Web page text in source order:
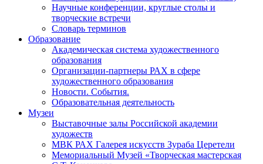
Научные конференции, круглые столы и
творческие встречи
Словарь терминов
Образование
Академическая система художественного
образования
Организации-партнеры РАХ в сфере
художественного образования
Новости. События.
Образовательная деятельность
Музеи
Выставочные залы Российской академии
художеств
МВК РАХ Галерея искусств Зураба Церетели
Мемориальный Музей «Творческая мастерская